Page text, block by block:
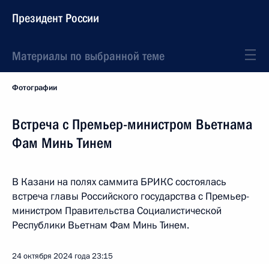
Президент России
Материалы по выбранной теме
Фотографии
Встреча с Премьер-министром Вьетнама
Фам Минь Тинем
В Казани на полях саммита БРИКС состоялась
встреча главы Российского государства с Премьер-
министром Правительства Социалистической
Республики Вьетнам Фам Минь Тинем.
24 октября 2024 года23:15